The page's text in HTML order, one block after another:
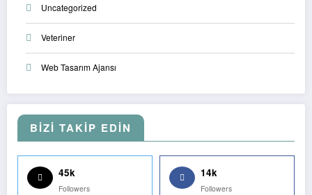
Uncategorized
Veteriner
Web Tasarım Ajansı
BİZİ TAKİP EDİN
45k
Followers
14k
Followers